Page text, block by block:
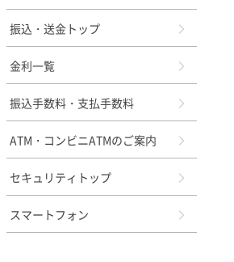
振込・送金トップ
金利一覧
振込手数料・支払手数料
ATM・コンビニATMのご案内
セキュリティトップ
スマートフォン